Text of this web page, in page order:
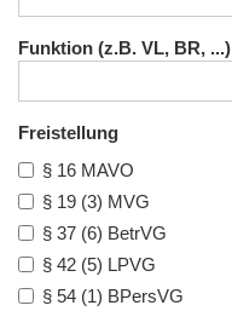
Funktion (z.B. VL, BR, ...)
Freistellung
§ 16 MAVO
§ 19 (3) MVG
§ 37 (6) BetrVG
§ 42 (5) LPVG
§ 54 (1) BPersVG